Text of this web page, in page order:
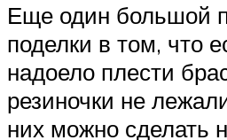
Еще один большой
поделки в том, что
надоело плести
резиночки не
них можно сделать